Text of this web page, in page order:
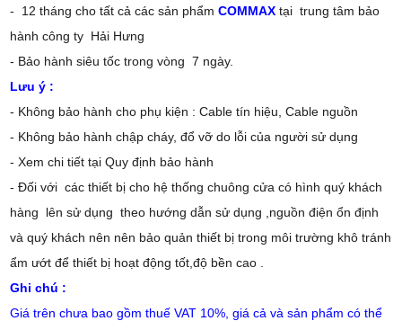
- 12 tháng cho tất cả các sản phẩm COMMAXtại trung tâm bảo
hành công ty Hải Hưng
- Bảo hành siêu tốc trong vòng 7 ngày.
Lưu ý :
- Không bảo hành cho phụ kiện : Cable tín hiệu, Cable nguồn
- Không bảo hành chập cháy, đổ vỡ do lỗi của người sử dụng
- Xem chi tiết tại Quy định bảo hành
- Đối với các thiết bị cho hệ thống chuông cửa có hình quý khách
hàng lên sử dụng theo hướng dẫn sử dụng ,nguồn điện ổn định
và quý khách nên nên bảo quản thiết bị trong môi trường khô tránh
ẩm ướt để thiết bị hoạt động tốt,độ bền cao .
Ghi chú :
Giá trên chưa bao gồm thuế VAT 10%, giá cả và sản phẩm có thể